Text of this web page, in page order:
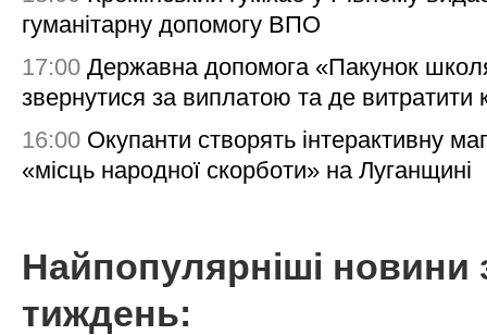
гуманітарну допомогу ВПО
17:00 Державна допомога «Пакунок
звернутися за виплатою та де витратити
16:00 Окупанти створять інтерактивну
«місць народної скорботи» на Луганщині
Найпопулярніші новини
тиждень: